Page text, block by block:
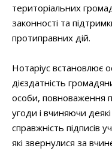
територіальних
законності та
протиправних дій.
Нотаріус встановлює
дієздатність
особи, повноваження
угоди і вчиняючи
справжність підписів
які звернулися за